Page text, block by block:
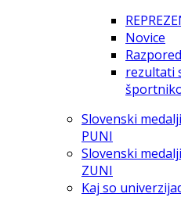
Novice
rezultati
Slovenski
PUNI
Slovenski
ZUNI
Kaj so